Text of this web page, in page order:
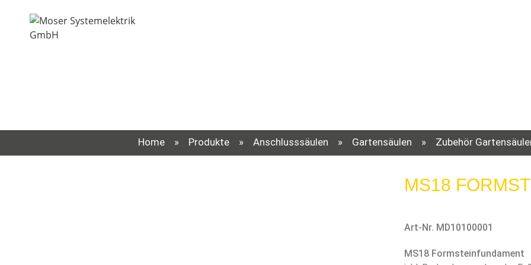
Home » Produkte » Anschlusssäulen » Gartensäulen » Zubehör
MS18
Art-Nr. MD10100001
MS18 Formsteinfundament